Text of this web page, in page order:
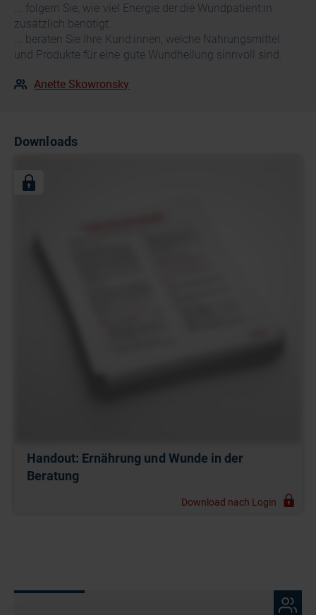
... folgern Sie, wie viel Energie der:die Wundpatient:in
zusätzlich benötigt.
... beraten Sie Ihre Kund:innen, welche Nahrungsmittel
und Produkte für eine gute Wundheilung sinnvoll sind.
Anette Skowronsky
Downloads
Handout: Ernährung und Wunde in der
Beratung
Download nach Login